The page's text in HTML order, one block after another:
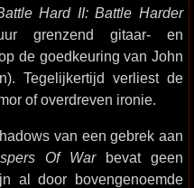
Hard II: Battle Harder
grenzend gitaar- en
de goedkeuring van John
Tegelijkertijd verliest de
of overdreven ironie.
van een gebrek aan
Of Warbevat geen
al door bovengenoemde